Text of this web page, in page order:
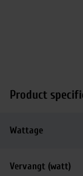
Product
Wattage
Vervangt (watt)